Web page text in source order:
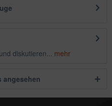
diskutieren... mehr
angesehen